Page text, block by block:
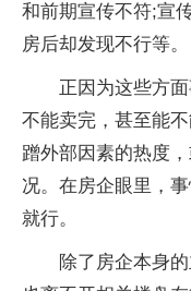
和前期宣传不符;宣
房后却发现不行等。
正因为这些方
不能卖完，甚至能
蹭外部因素的热度
况。在房企眼里，
就行。
除了房企本身